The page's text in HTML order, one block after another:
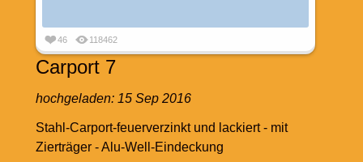
46 118462
Carport 7
hochgeladen: 15 Sep 2016
Stahl-Carport-feuerverzinkt und lackiert - mit
Zierträger - Alu-Well-Eindeckung